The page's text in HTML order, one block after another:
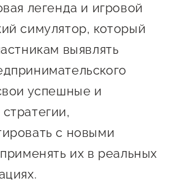
центра
витрина
и молодежного
легенда и игровой
симулятор, который
выявлять
успешные и
с новыми
их в реальных